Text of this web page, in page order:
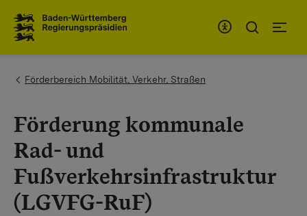
You are here:
Förderbereich Mobilität, Verkehr, Straßen
Förderung kommunale
Rad- und
Fußverkehrsinfrastruktur
(LGVFG-RuF)